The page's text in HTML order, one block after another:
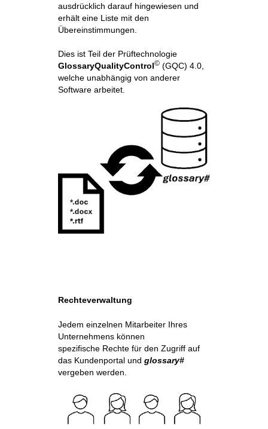
ausdrücklich darauf hingewiesen und
erhält eine Liste mit den
Übereinstimmungen.
Dies ist Teil der Prüftechnologie
GlossaryQualityControl© (GQC) 4.0,
welche unabhängig von anderer
Software arbeitet.
Rechteverwaltung
Jedem einzelnen Mitarbeiter Ihres
Unternehmens können
spezifische Rechte für den Zugriff auf
das Kundenportal und glossary#
vergeben werden.